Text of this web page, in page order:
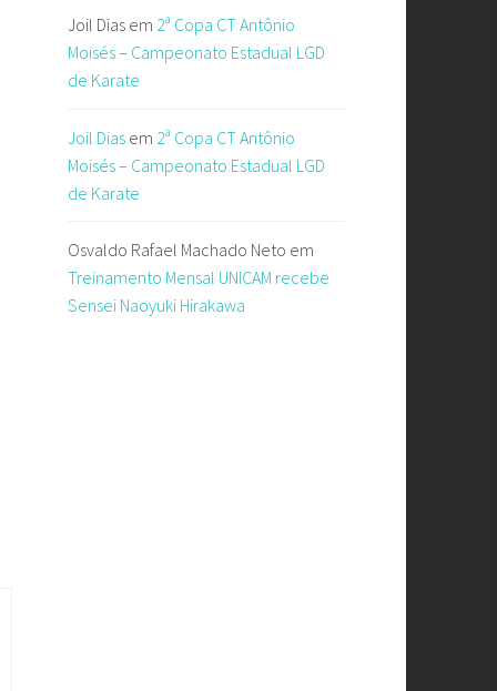
Joil Dias em 2ª Copa CT Antônio
Moisés – Campeonato Estadual LGD
de Karate
Joil Dias em 2ª Copa CT Antônio
Moisés – Campeonato Estadual LGD
de Karate
Osvaldo Rafael Machado Neto em
Treinamento Mensal UNICAM recebe
Sensei Naoyuki Hirakawa